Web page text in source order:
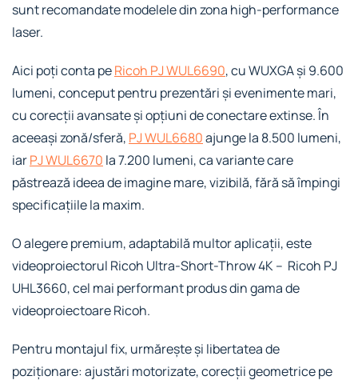
sunt recomandate modelele din zona high-performance
laser.
Aici poți conta peRicoh PJ WUL6690, cu WUXGA și 9.600
lumeni, conceput pentru prezentări și evenimente mari,
cu corecții avansate și opțiuni de conectare extinse. În
aceeași zonă/sferă, PJ WUL6680ajunge la 8.500 lumeni,
iarPJ WUL6670 la 7.200 lumeni, ca variante care
păstrează ideea de imagine mare, vizibilă, fără să împingi
specificațiile la maxim.
O alegere premium, adaptabilă multor aplicații, este
videoproiectorul Ricoh Ultra-Short-Throw 4K – Ricoh PJ
UHL3660, cel mai performant produs din gama de
videoproiectoare Ricoh.
Pentru montajul fix, urmărește și libertatea de
poziționare: ajustări motorizate, corecții geometrice pe